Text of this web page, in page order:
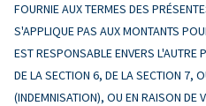
FOURNIE AUX TERMES DES
S'APPLIQUE PAS AUX MONTANTS
EST RESPONSABLE ENVERS L'AUTRE
DE LA SECTION 6, DE LA SECTION 7,
(INDEMNISATION), OU EN RAISON DE